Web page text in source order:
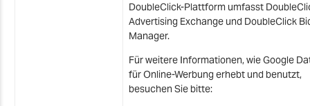
DoubleClick-Plattform umfasst
Advertising Exchange und DoubleClick
Manager.
Für weitere Informationen, wie Google
für Online-Werbung erhebt und benutzt,
besuchen Sie bitte: